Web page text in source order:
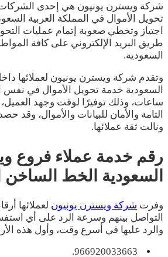
شركة ويسترن يونيون هي إحدى
تحويل الأموال في المملكة العربية
اجتياز وتخطي صعوبة إتمام عمليات
طريق البريد الإلكتروني على كافة
السعودية.
وتقدم شركة ويسترن يونيون لعملائها
السعودية خدمة تحويل الأموال في نفس
ساعات، وذلك توفيرًا لوقت وجهد العميل،
التامة والأمان للبيانات والأموال، وقد
ونالت ثقة عملائها.
رقم خدمة عملاء فروع
السعودية الخط الساخن
وفرت شركة ويسترن يونيون لعملائها
التواصل بينهم وسرعة الرد على أي
والرد عليها في أسرع وقت، وأول هذه